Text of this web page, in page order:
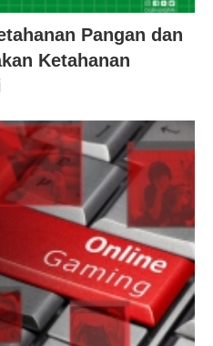
Pangan dan
Ketahanan